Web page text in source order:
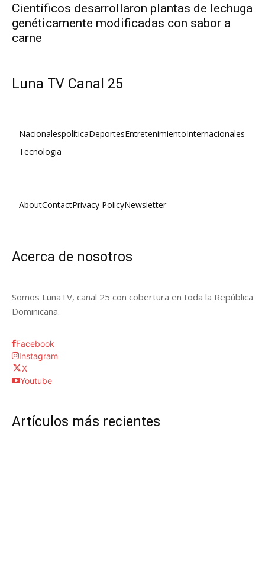
Científicos desarrollaron plantas de lechuga
genéticamente modificadas con sabor a
carne
Luna TV Canal 25
NacionalespolíticaDeportesEntretenimientoInternacionales
Tecnologia
AboutContactPrivacy PolicyNewsletter
Acerca de nosotros
Somos LunaTV, canal 25 con cobertura en toda la República
Dominicana.
Facebook
Instagram
X
Youtube
Artículos más recientes